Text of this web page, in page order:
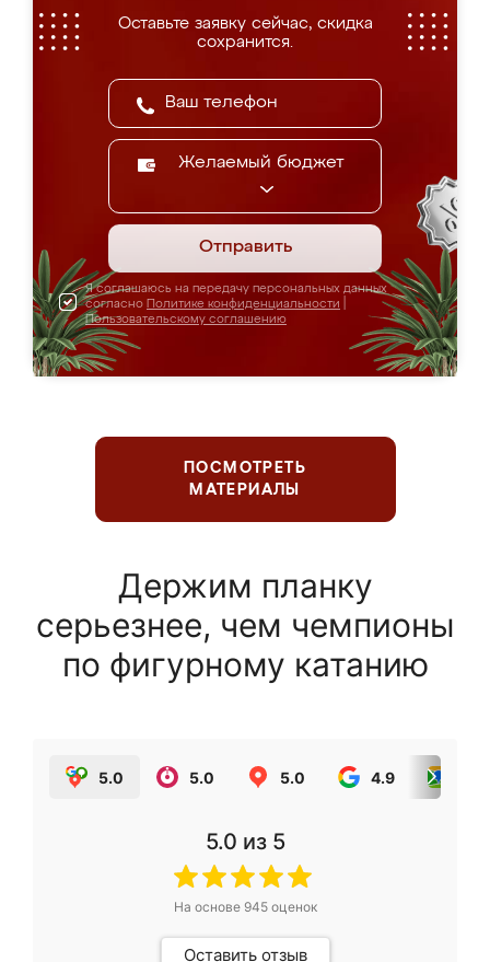
Оставьте заявку сейчас, скидка
сохранится.
Желаемый бюджет
Отправить
Я соглашаюсь на передачу персональных данных
согласно Политике конфиденциальности
Пользовательскому соглашению
ПОСМОТРЕТЬ
МАТЕРИАЛЫ
Держим планку
серьезнее, чем чемпионы
по фигурному катанию
5.0 5.0 5.0 4.9
5.0 из 5
На основе 945оценок
Оставить отзыв